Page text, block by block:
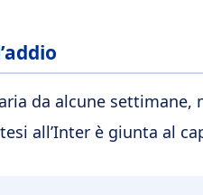
da alcune
all’Inter è giunta al